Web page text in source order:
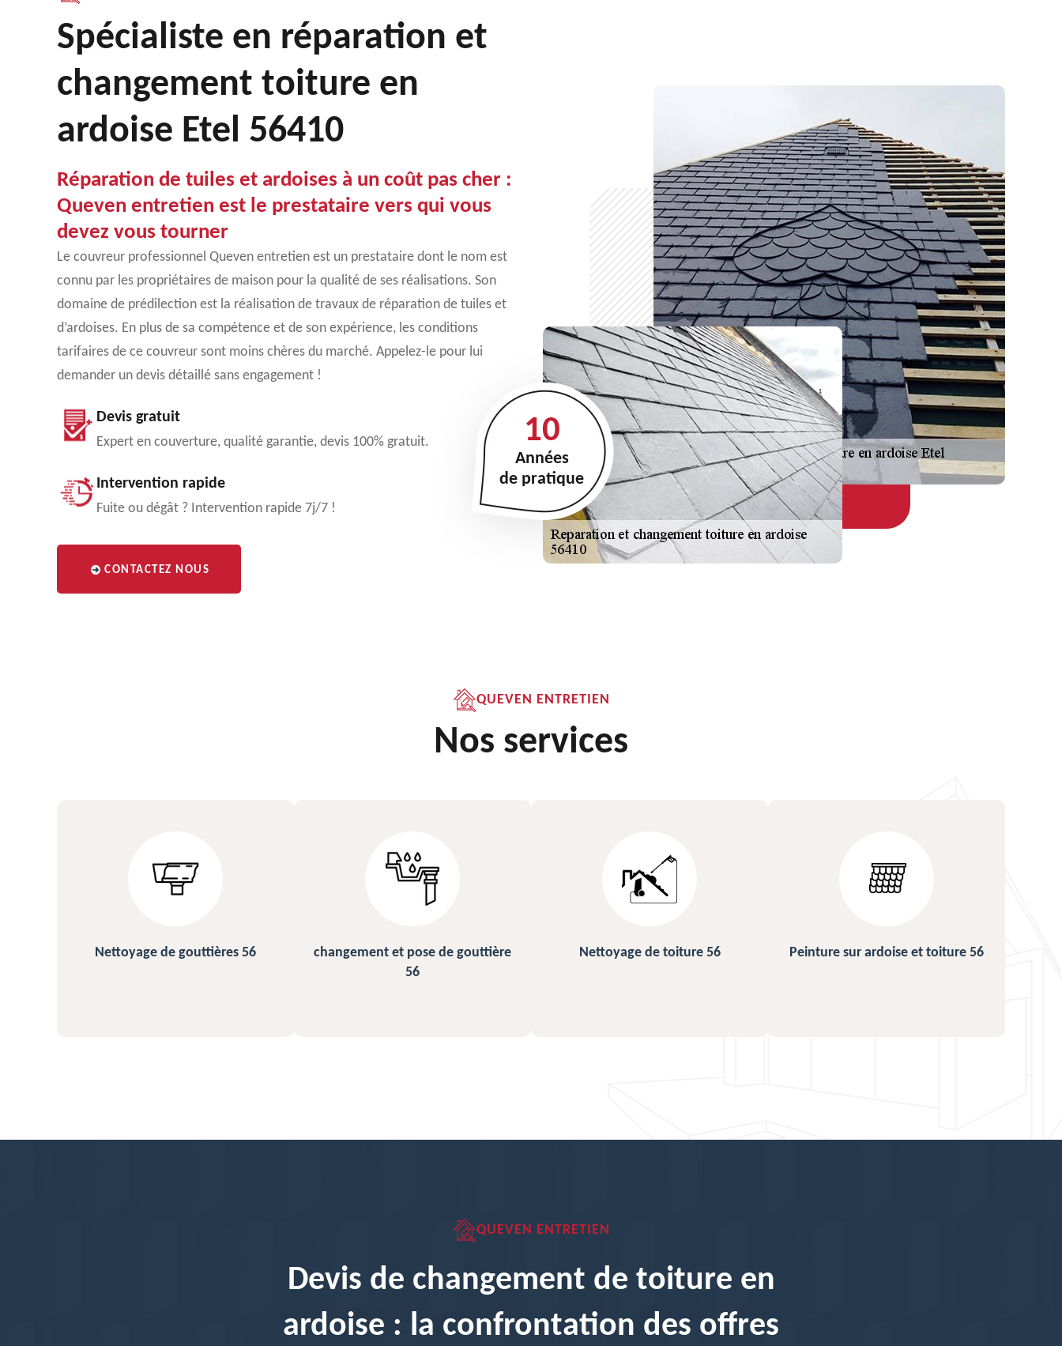
Spécialiste en réparation et
changement toiture en
ardoise Etel 56410
Réparation de tuiles et ardoises à un coût pas cher :
Queven entretien est le prestataire vers qui vous
devez vous tourner
Le couvreur professionnel Queven entretien est un prestataire dont le nom est
connu par les propriétaires de maison pour la qualité de ses réalisations. Son
domaine de prédilection est la réalisation de travaux de réparation de tuiles et
d’ardoises. En plus de sa compétence et de son expérience, les conditions
tarifaires de ce couvreur sont moins chères du marché. Appelez-le pour lui
demander un devis détaillé sans engagement !
Devis gratuit
Expert en couverture, qualité garantie, devis 100% gratuit.
Intervention rapide
Fuite ou dégât ? Intervention rapide 7j/7 !
CONTACTEZ NOUS
10
Années
de pratique
QUEVEN ENTRETIEN
Nos services
changement et pose de gouttière
Nettoyage de toiture 56 Peinture sur ardoise et toiture 56 Urgence fuite de toiture 56
QUEVEN ENTRETIEN
Devis de changement de toiture en
ardoise : la confrontation des offres